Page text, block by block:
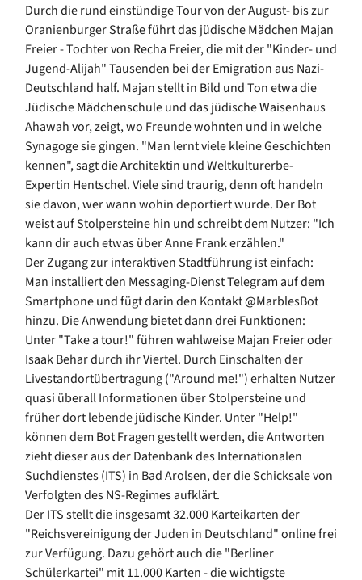
Durch die rund einstündige Tour von der August- bis zur
Oranienburger Straße führt das jüdische Mädchen Majan
Freier - Tochter von Recha Freier, die mit der "Kinder- und
Jugend-Alijah" Tausenden bei der Emigration aus Nazi-
Deutschland half. Majan stellt in Bild und Ton etwa die
Jüdische Mädchenschule und das jüdische Waisenhaus
Ahawah vor, zeigt, wo Freunde wohnten und in welche
Synagoge sie gingen. "Man lernt viele kleine Geschichten
kennen", sagt die Architektin und Weltkulturerbe-
Expertin Hentschel. Viele sind traurig, denn oft handeln
sie davon, wer wann wohin deportiert wurde. Der Bot
weist auf Stolpersteine hin und schreibt dem Nutzer: "Ich
kann dir auch etwas über Anne Frank erzählen."
Der Zugang zur interaktiven Stadtführung ist einfach:
Man installiert den Messaging-Dienst Telegram auf dem
Smartphone und fügt darin den Kontakt @MarblesBot
hinzu. Die Anwendung bietet dann drei Funktionen:
Unter "Take a tour!" führen wahlweise Majan Freier oder
Isaak Behar durch ihr Viertel. Durch Einschalten der
Livestandortübertragung ("Around me!") erhalten Nutzer
quasi überall Informationen über Stolpersteine und
früher dort lebende jüdische Kinder. Unter "Help!"
können dem Bot Fragen gestellt werden, die Antworten
zieht dieser aus der Datenbank des Internationalen
Suchdienstes (ITS) in Bad Arolsen, der die Schicksale von
Verfolgten des NS-Regimes aufklärt.
Der ITS stellt die insgesamt 32.000 Karteikarten der
"Reichsvereinigung der Juden in Deutschland" online frei
zur Verfügung. Dazu gehört auch die "Berliner
Schülerkartei" mit 11.000 Karten - die wichtigste